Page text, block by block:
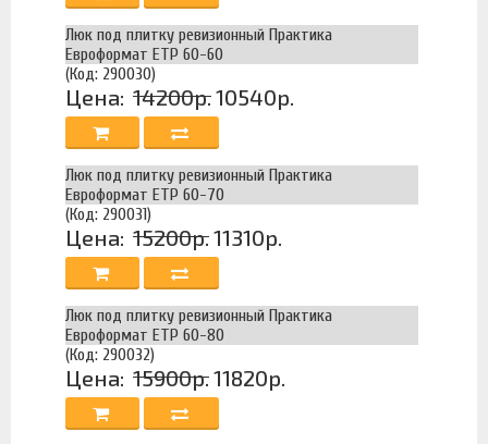
Люк под плитку ревизионный Практика
Евроформат ЕТР 60-60
(Код: 290030)
Цена: 14200р.10540р.
Люк под плитку ревизионный Практика
Евроформат ЕТР 60-70
(Код: 290031)
Цена: 15200р.11310р.
Люк под плитку ревизионный Практика
Евроформат ЕТР 60-80
(Код: 290032)
Цена: 15900р.11820р.